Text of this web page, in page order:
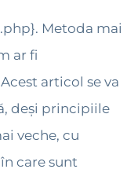
Metoda mai
ar fi
articol se va
deși principiile
veche, cu
care sunt